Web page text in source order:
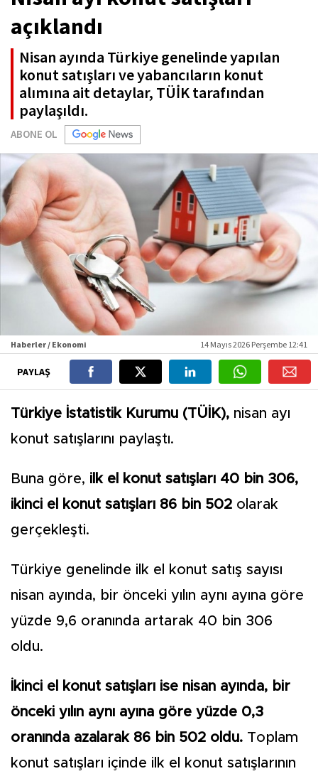
açıklandı
Nisan ayında Türkiye genelinde yapılan
konut satışları ve yabancıların konut
alımına ait detaylar, TÜİK tarafından
paylaşıldı.
ABONE OL
Haberler / Ekonomi 14 Mayıs 2026 Perşembe 12:41
PAYLAŞ
Türkiye İstatistik Kurumu (TÜİK), nisan ayı
konut satışlarını paylaştı.
Buna göre, ilk el konut satışları 40 bin 306,
ikinci el konut satışları 86 bin 502 olarak
gerçekleşti.
Türkiye genelinde ilk el konut satış sayısı
nisan ayında, bir önceki yılın aynı ayına göre
yüzde 9,6 oranında artarak 40 bin 306
oldu.
İkinci el konut satışları ise nisan ayında, bir
önceki yılın aynı ayına göre yüzde 0,3
oranında azalarak 86 bin 502 oldu. Toplam
konut satışları içinde ilk el konut satışlarının